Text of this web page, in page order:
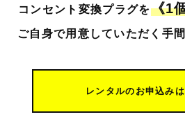
コンセント変換プラグを《1
ご自身で用意していただく手
レンタルのお申込み